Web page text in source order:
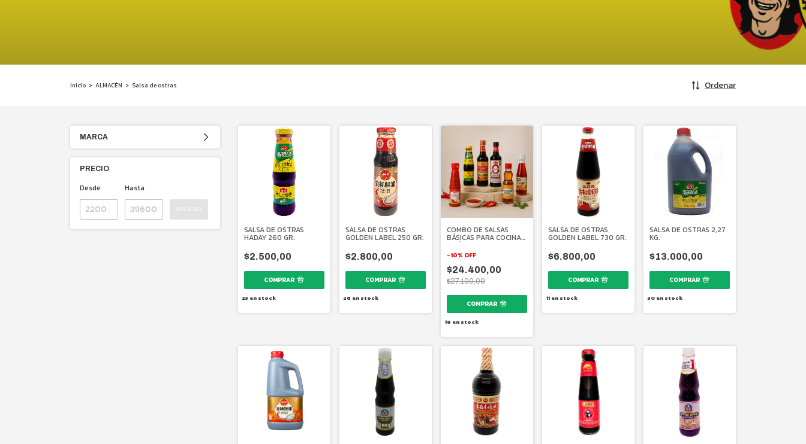
Inicio > ALMACÉN > Salsa de ostras Ordenar
MARCA
PRECIO
Desde Hasta
SALSA DE OSTRAS
HADAY 260 GR.
$2.500,00
23 en stock
SALSA DE OSTRAS
GOLDEN LABEL 250 GR.
$2.800,00
26 en stock
COMBO DE SALSAS
BÁSICAS PARA COCINA
ASIÁTICA (6 UNIDADES).
-10% OFF
$24.400,00
$27.100,00
18 en stock
SALSA DE OSTRAS
GOLDEN LABEL 730 GR.
$6.800,00
11en stock
SALSA DE OSTRAS 2,27
KG.
$13.000,00
30en stock